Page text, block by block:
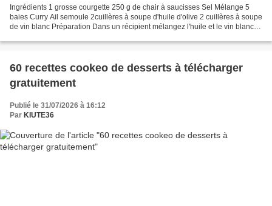
Ingrédients 1 grosse courgette 250 g de chair à saucisses Sel Mélange 5
baies Curry Ail semoule 2cuillères à soupe d'huile d'olive 2 cuillères à soupe
de vin blanc Préparation Dans un récipient mélangez l'huile et le vin blanc
60 recettes cookeo de desserts à télécharger
gratuitement
Publié le 31/07/2026 à 16:12
Par KIUTE36